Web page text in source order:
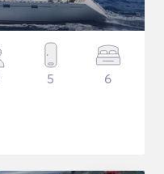
5 6